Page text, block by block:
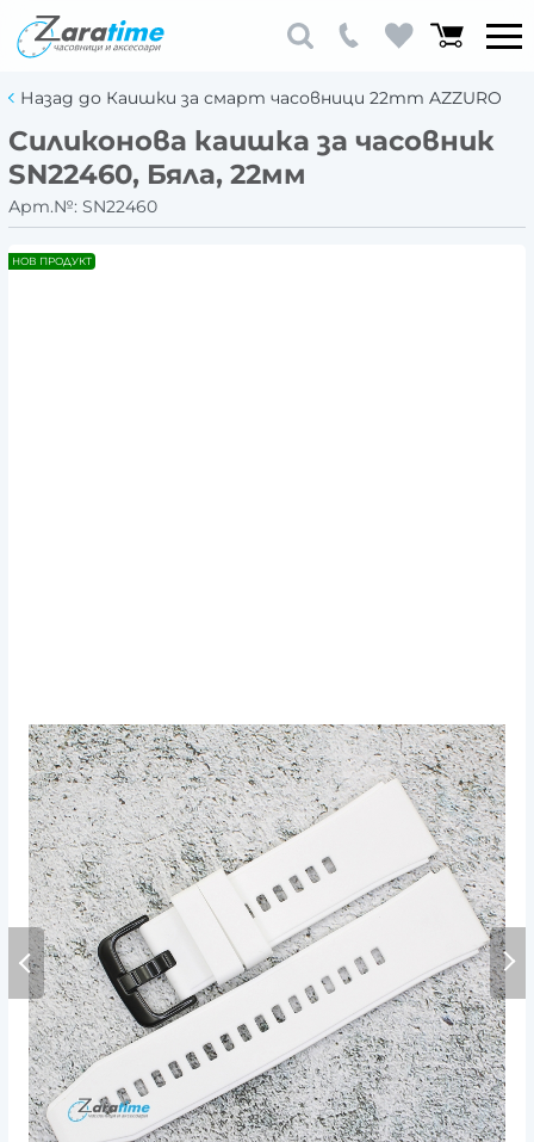
Назад до Каишки за смарт часовници 22mm AZZURO
Силиконова каишка за часовник
SN22460, Бяла, 22мм
Арт.№: SN22460
НОВ ПРОДУКТ